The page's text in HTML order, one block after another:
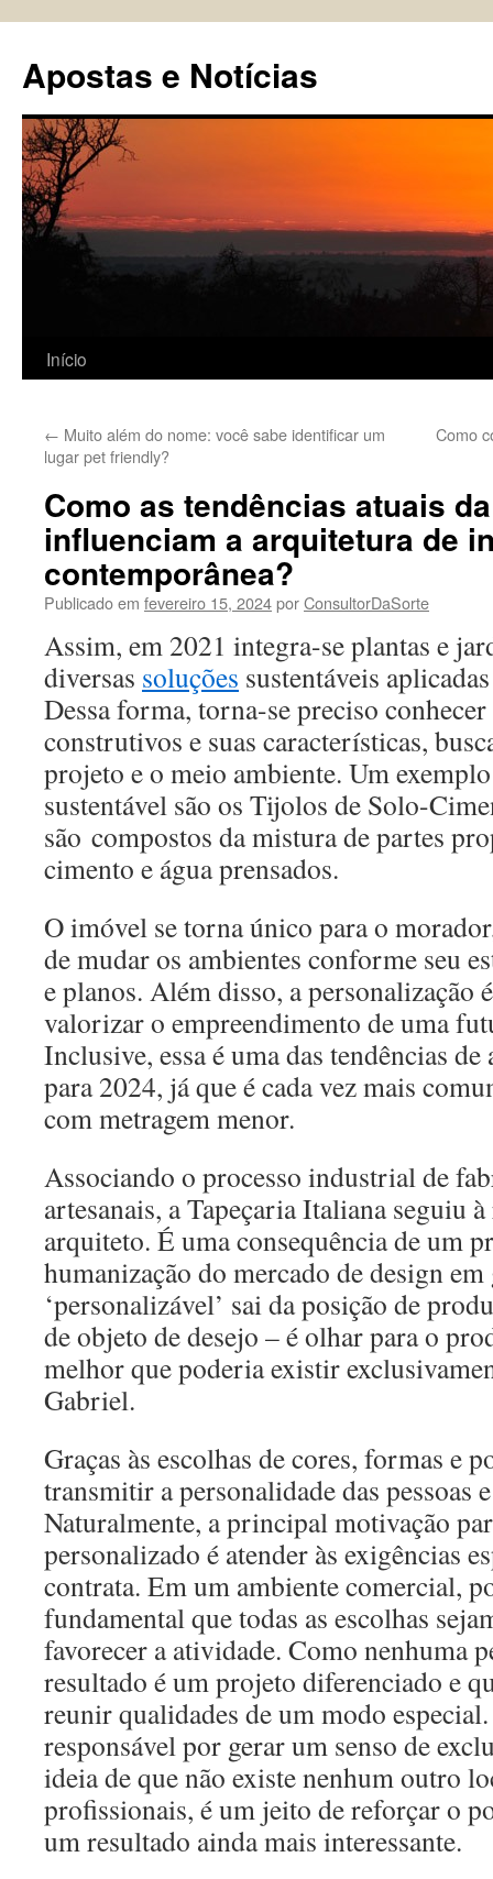
conteúdo
Apostas e Notícias
Início
← Muito além do nome: você sabe identificar um
lugar pet friendly?
Como
Como as tendências atuais
influenciam a arquitetura de
contemporânea?
Publicado em fevereiro 15, 2024porConsultorDaSorte
Assim, em 2021 integra-se plantas e
diversas soluções sustentáveis
Dessa forma, torna-se preciso
construtivos e suas características,
projeto e o meio ambiente. Um
sustentável são os Tijolos de Solo-
são compostos da mistura de partes
cimento e água prensados.
O imóvel se torna único para o
de mudar os ambientes conforme seu
e planos. Além disso, a personalização
valorizar o empreendimento de uma
Inclusive, essa é uma das tendências
para 2024, já que é cada vez mais
com metragem menor.
Associando o processo industrial de
artesanais, a Tapeçaria Italiana seguiu
arquiteto. É uma consequência de um
humanização do mercado de design
‘personalizável’ sai da posição de
de objeto de desejo – é olhar para o
melhor que poderia existir
Gabriel.
Graças às escolhas de cores, formas e
transmitir a personalidade das pessoas
Naturalmente, a principal motivação
personalizado é atender às exigências
contrata. Em um ambiente comercial,
fundamental que todas as escolhas
favorecer a atividade. Como nenhuma
resultado é um projeto diferenciado e
reunir qualidades de um modo
responsável por gerar um senso de
ideia de que não existe nenhum outro
profissionais, é um jeito de reforçar o
um resultado ainda mais interessante.